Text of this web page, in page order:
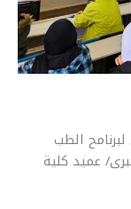
الطب
عميد كلية